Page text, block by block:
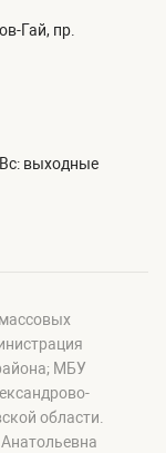
Гай, пр.
выходные
МБУ
области.